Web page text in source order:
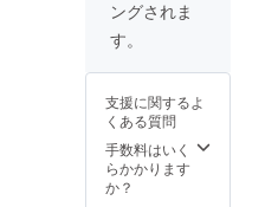
欄にご
をご記
さい。
記入
のない
場合は
CAMPF
ングされま
す。
支援に関するよ
くある質問
手数料はいく
らかかります
か？